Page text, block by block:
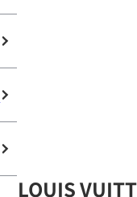
LOUIS